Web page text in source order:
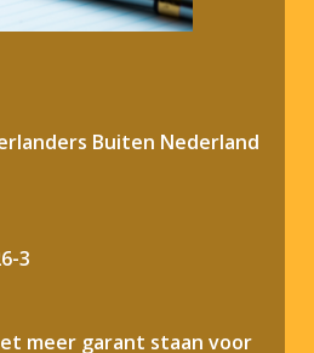
Buiten Nederland
3
meer garant staan voor